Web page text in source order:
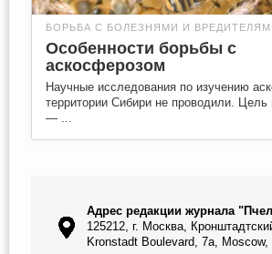
БОРЬБА С БОЛЕЗНЯМИ И
Особенности борьбы с
аскосферозом
Научные исследования по изучению
территории Сибири не проводили.
— ...
Адрес редакции журнала
125212, г. Москва,
Kronstadt Boulevard, 7a, Moscow,